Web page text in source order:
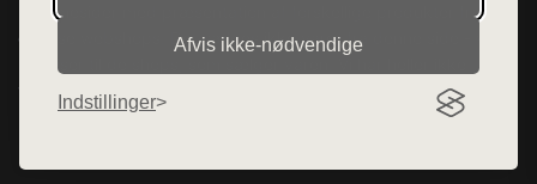
Afvis ikke‑nødvendige
Indstillinger
hjemmesider med præsentation af forskellige produkter fra
diverse webshops. Der sælges ikke varer fra denne side - vi
henviser til de shops, som sælger varen. Vi har heller ikke
varerne på lager.